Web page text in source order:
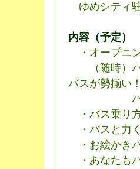
ゆめシティ
内容（予定）
・オープニン
（随時）バ
バスが勢揃い！
バスのお
・バス乗り
・バスと力
・お絵かきバ
・あなたも